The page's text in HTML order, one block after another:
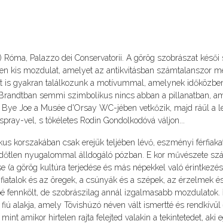
Róma, Palazzo dei Conservatorii. A görög szobrászat
kis mozdulat, amelyet az antikvitásban számtalanszor
is gyakran találkozunk a motívummal, amelynek
semmi szimbolikus nincs abban a pillanatban,
Joe a Musée d'Orsay WC-jében vetkőzik, majd ráül a
vel, s tökéletes Rodin Gondolkodóvá váljon...
korszakában csak erejük teljében lévő, eszményi
nyugalommal álldogáló pózban. E kor művészete
(a görög kultúra terjedése és más népekkel való
és az öregek, a csúnyák és a szépek, az érzelmek
fennkölt, de szobrászilag annál izgalmasabb
alakja, amely Tövishúzó néven vált ismertté és
amikor hirtelen rajta felejted valakin a tekintetedet, aki